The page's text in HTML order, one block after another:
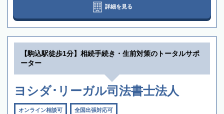
詳細を見る
【駒込駅徒歩1分】相続手続き・生前対策のトータルサポ
ーター
ヨシダ･リーガル司法書士法人
オンライン相談可 全国出張対応可